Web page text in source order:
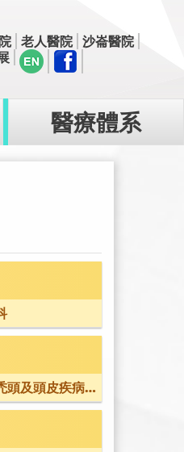
老人醫院 沙崙醫院
醫療體系
頭及頭皮疾病，